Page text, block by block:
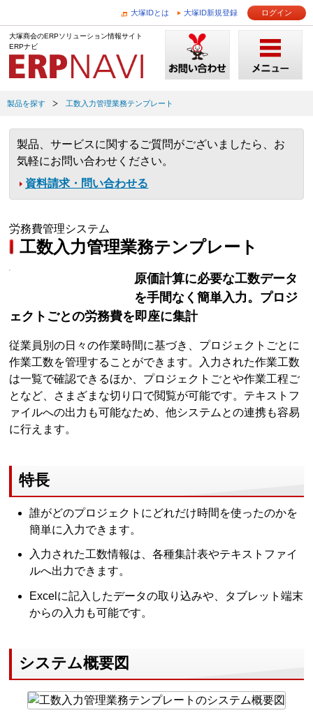
大塚IDとは 大塚ID新規登録 ログイン
大塚商会のERPソリューション情報サイト
ERPナビ
製品を探す 工数入力管理業務テンプレート
製品、サービスに関するご質問がございましたら、お
気軽にお問い合わせください。
資料請求・問い合わせる
労務費管理システム
工数入力管理業務テンプレート
原価計算に必要な工数データ
を手間なく簡単入力。プロジ
ェクトごとの労務費を即座に集計
従業員別の日々の作業時間に基づき、プロジェクトごとに
作業工数を管理することができます。入力された作業工数
は一覧で確認できるほか、プロジェクトごとや作業工程ご
となど、さまざまな切り口で閲覧が可能です。テキストフ
ァイルへの出力も可能なため、他システムとの連携も容易
に行えます。
特長
誰がどのプロジェクトにどれだけ時間を使ったのかを
簡単に入力できます。
入力された工数情報は、各種集計表やテキストファイ
ルへ出力できます。
Excelに記入したデータの取り込みや、タブレット端末
からの入力も可能です。
システム概要図